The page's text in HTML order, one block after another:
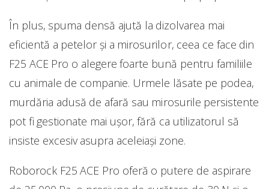
În plus, spuma densă ajută la dizolvarea mai
eficientă a petelor și a mirosurilor, ceea ce face din
F25 ACE Pro o alegere foarte bună pentru familiile
cu animale de companie. Urmele lăsate pe podea,
murdăria adusă de afară sau mirosurile persistente
pot fi gestionate mai ușor, fără ca utilizatorul să
insiste excesiv asupra aceleiași zone.
Roborock F25 ACE Pro oferă o putere de aspirare